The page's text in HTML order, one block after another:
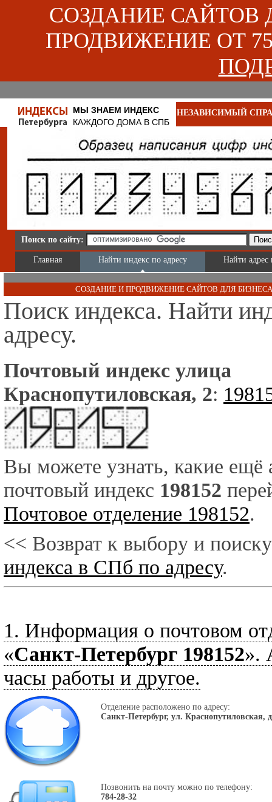
СОЗДАНИЕ САЙТОВ
ПРОДВИЖЕНИЕ ОТ
МЫ ЗНАЕМ ИНДЕКС
КАЖДОГО ДОМА В СПБ
НЕЗАВИСИМЫЙ
Поиск по сайту:
Главная Найти индекс по адресу Найти адрес
СОЗДАНИЕ И ПРОДВИЖЕНИЕ САЙТОВ ДЛЯ
Поиск индекса. Найти
адресу.
Почтовый индекс улица
Краснопутиловская, 2:
Вы можете узнать, какие ещё
почтовый индекс 198152
Почтовое отделение 198152.
<< Возврат к выбору и
индекса в СПб по адресу.
1. Информация о почтовом
«Санкт-Петербург 198152».
часы работы и другое.
Отделение расположено по адресу:
Санкт-Петербург, ул. Краснопутиловская,
Позвонить на почту можно по телефону:
784-28-32